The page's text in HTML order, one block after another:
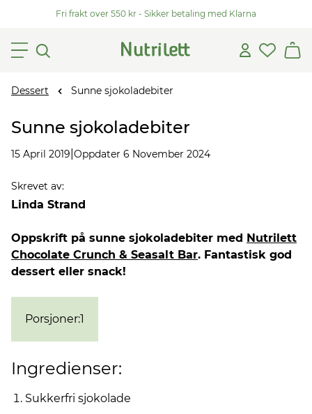
Fri frakt over 550 kr - Sikker betaling med Klarna
Dessert Sunne sjokoladebiter
Sunne sjokoladebiter
15 April 2019 Oppdater 6 November 2024
Skrevet av:
Linda Strand
Oppskrift på sunne sjokoladebiter med Nutrilett
Chocolate Crunch & Seasalt Bar. Fantastisk god
dessert eller snack!
Porsjoner:1
Ingredienser:
Sukkerfri sjokolade